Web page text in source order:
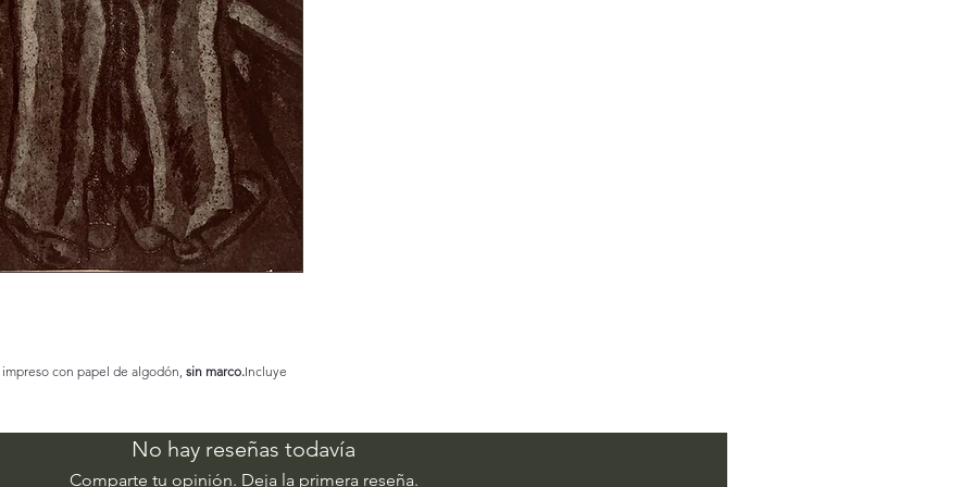
con papel de algodón, sin marco.Incluye
No hay reseñas todavía
Comparte tu opinión. Deja la primera reseña.